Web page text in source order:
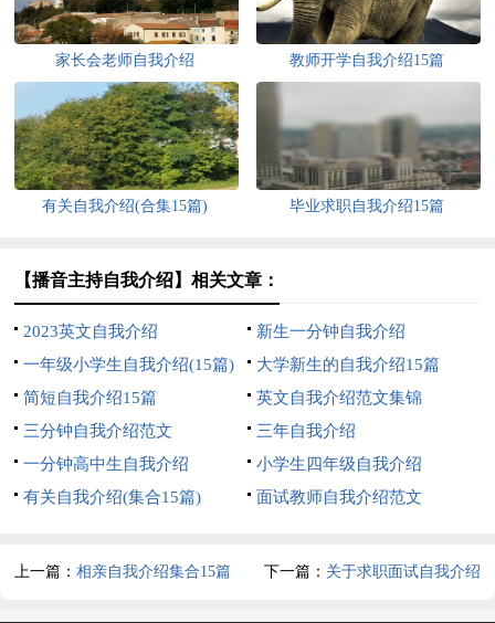
家长会老师自我介绍 教师开学自我介绍15篇
有关自我介绍(合集15篇) 毕业求职自我介绍15篇
【播音主持自我介绍】相关文章：
2023英文自我介绍
新生一分钟自我介绍
一年级小学生自我介绍(15篇)
大学新生的自我介绍15篇
简短自我介绍15篇
英文自我介绍范文集锦
三分钟自我介绍范文
三年自我介绍
一分钟高中生自我介绍
小学生四年级自我介绍
有关自我介绍(集合15篇)
面试教师自我介绍范文
上一篇：相亲自我介绍集合15篇 下一篇： 关于求职面试自我介绍